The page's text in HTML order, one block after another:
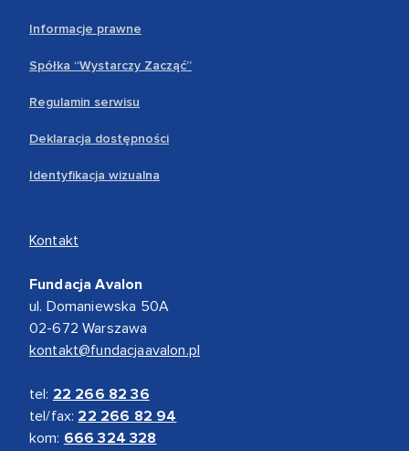
Informacje prawne
Spółka “Wystarczy Zacząć”
Regulamin serwisu
Deklaracja dostępności
Identyfikacja wizualna
Kontakt
Fundacja Avalon
ul. Domaniewska 50A
02-672 Warszawa
kontakt@fundacjaavalon.pl
tel: 22 266 82 36
tel/fax: 22 266 82 94
kom: 666 324 328